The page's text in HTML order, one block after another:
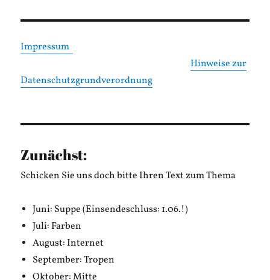
Impressum
Hinweise zur
Datenschutzgrundverordnung
Zunächst:
Schicken Sie uns doch bitte Ihren Text zum Thema
Juni: Suppe (Einsendeschluss: 1.06.!)
Juli: Farben
August: Internet
September: Tropen
Oktober: Mitte